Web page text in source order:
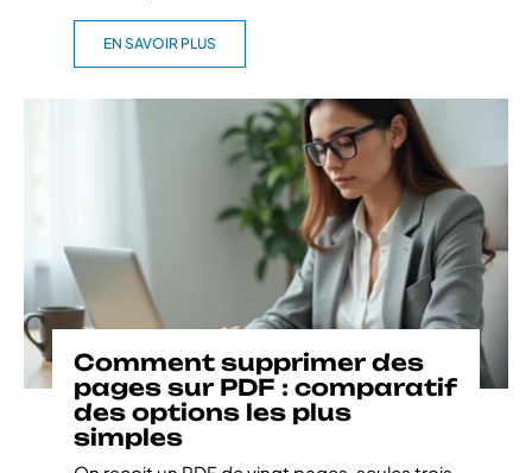
EN SAVOIR PLUS
Comment supprimer des
pages sur PDF : comparatif
des options les plus
simples